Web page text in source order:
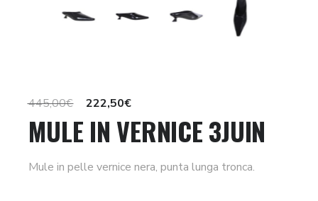
445,00€
Il
prezzo
originale
era:
222,50€Il
prezzo
attuale
è:
MULE IN VERNICE 3JUIN
Mule in pelle vernice nera, punta lunga tronca.